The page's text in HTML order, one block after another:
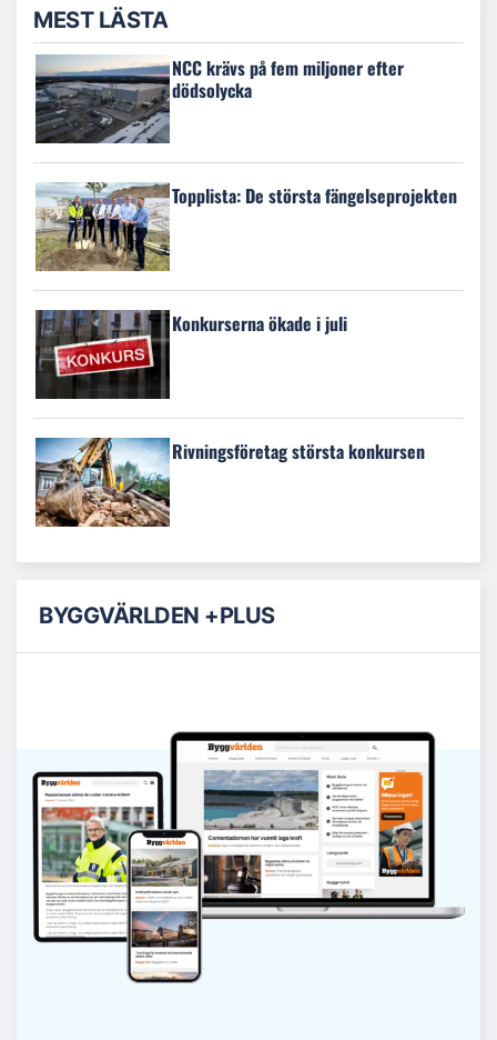
MEST LÄSTA
NCC krävs på fem miljoner efter
dödsolycka
Topplista: De största fängelseprojekten
Konkurserna ökade i juli
Rivningsföretag största konkursen
BYGGVÄRLDEN +PLUS